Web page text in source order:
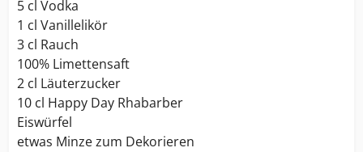
5 cl Vodka
1 cl Vanillelikör
3 cl Rauch
100% Limettensaft
2 cl Läuterzucker
10 cl Happy Day Rhabarber
Eiswürfel
etwas Minze zum Dekorieren